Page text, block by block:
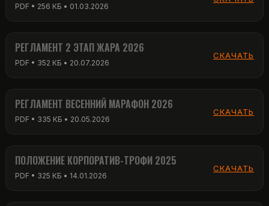
ПОЛОЖЕНИЕ О ВСП 2026
РЕГЛАМЕНТ 2 ЭТАП ЖАРА 2026
РЕГЛАМЕНТ ВЕСЕННИЙ МАРАФОН 2026
ПОЛОЖЕНИЕ КОРПОРАТИВ-ТРОФИ 2025